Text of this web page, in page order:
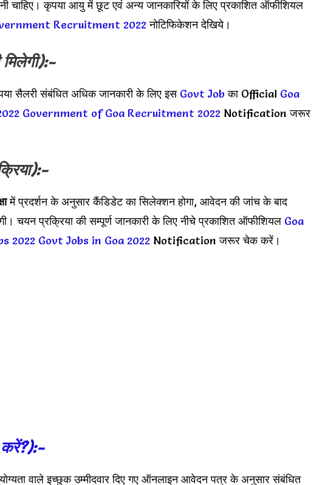
चाहिए। कृपया आयु में छूट एवं अन्य जानकारियों के लिए प्रकाशित ऑफीशियल
Recruitment 2022नोटिफिकेशन देखिये।
सैलरी संबंधित अधिक जानकारी के लिए इस Govt Jobका Official Goa
Government of Goa Recruitment 2022 Notification जरूर
में प्रदर्शन के अनुसार कैंडिडेट का सिलेक्शन होगा, आवेदन की जांच के बाद
चयन प्रक्रिया की सम्पूर्ण जानकारी के लिए नीचे प्रकाशित ऑफीशियल Goa
2022 Govt Jobs in Goa 2022 Notification जरूर चेक करें।
वाले इच्छुक उम्मीदवार दिए गए ऑनलाइन आवेदन पत्र के अनुसार संबंधित